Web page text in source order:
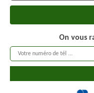
On vous